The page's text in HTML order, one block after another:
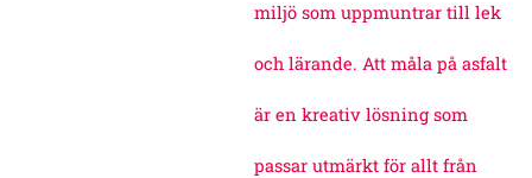
miljö som uppmuntrar till lek
och lärande. Att måla på asfalt
är en kreativ lösning som
passar utmärkt för allt från